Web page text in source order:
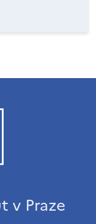
v Praze